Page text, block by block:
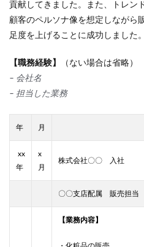
貢献してきました。また、トレン
顧客のペルソナ像を想定しながら
足度を上げることに成功しました。
【職務経験】
（ない場合は省略）
– 会社名
– 担当した業務
年 月
xx
年
x
月
株式会社〇〇 入社
〇〇支店配属 販売担当
【業務内容】